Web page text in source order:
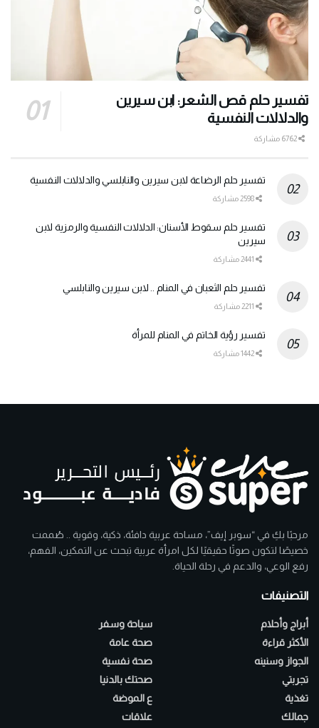
تفسير حلم قص الشعر: ابن سيرين
والدلالات النفسية
تفسير حلم الرضاعة لابن سيرين والنابلسي والدلالات النفسية
تفسير حلم سقوط الأسنان: الدلالات النفسية والرمزية لابن
سيرين
تفسير حلم الثعبان في المنام .. لابن سيرين والنابلسي
تفسير رؤية الخاتم في المنام للمرأة
مرحبًا بكِ في “سوبر إيف”، مساحة عربية دافئة، ذكية، وقوية .. صُممت
خصيصًا لتكون صوتًا حقيقيًا لكل امرأة عربية تبحث عن التمكين، الفهم،
رفع الوعي، والدعم في رحلة الحياة.
التصنيفات
أبراج وأحلام
الأكثر قراءة
الجواز وسنينه
تجربتي
تغذية
جمالك
سياحة وسفر
صحة عامة
صحة نفسية
صحتك بالدنيا
ع الموضة
علاقات